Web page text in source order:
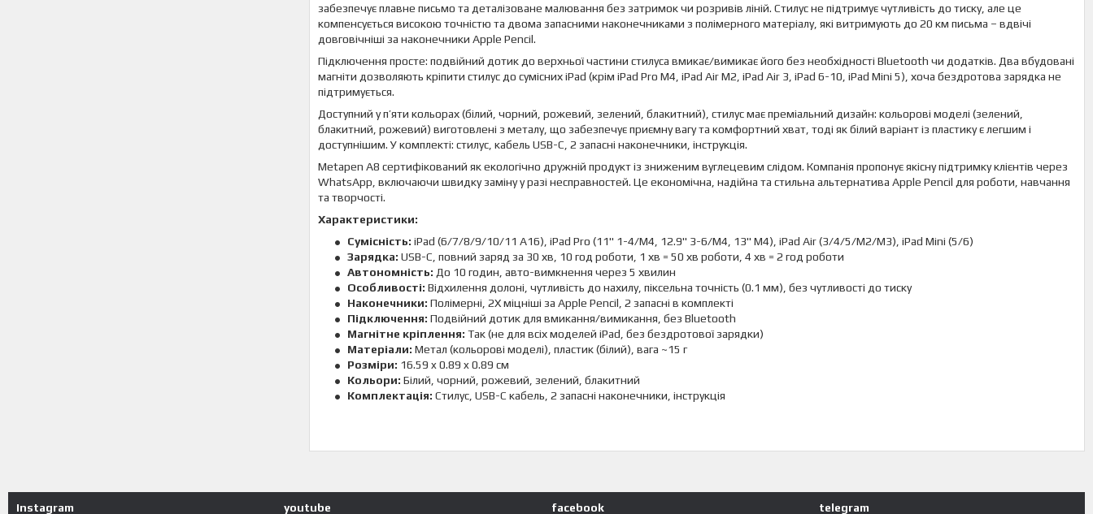
забезпечує плавне письмо та деталізоване малювання без затримок чи розривів ліній. Стилус не підтримує чутливість до тиску, але це
компенсується високою точністю та двома запасними наконечниками з полімерного матеріалу, які витримують до 20 км письма – вдвічі
довговічніші за наконечники Apple Pencil.
Підключення просте: подвійний дотик до верхньої частини стилуса вмикає/вимикає його без необхідності Bluetooth чи додатків. Два вбудовані
магніти дозволяють кріпити стилус до сумісних iPad (крім iPad Pro M4, iPad Air M2, iPad Air 3, iPad 6-10, iPad Mini 5), хоча бездротова зарядка не
підтримується.
Доступний у п’яти кольорах (білий, чорний, рожевий, зелений, блакитний), стилус має преміальний дизайн: кольорові моделі (зелений,
блакитний, рожевий) виготовлені з металу, що забезпечує приємну вагу та комфортний хват, тоді як білий варіант із пластику є легшим і
доступнішим. У комплекті: стилус, кабель USB-C, 2 запасні наконечники, інструкція.
Metapen A8 сертифікований як екологічно дружній продукт із зниженим вуглецевим слідом. Компанія пропонує якісну підтримку клієнтів через
WhatsApp, включаючи швидку заміну у разі несправностей. Це економічна, надійна та стильна альтернатива Apple Pencil для роботи, навчання
та творчості.
Характеристики:
Сумісність: iPad (6/7/8/9/10/11 A16), iPad Pro (11" 1-4/M4, 12.9" 3-6/M4, 13" M4), iPad Air (3/4/5/M2/M3), iPad Mini (5/6)
Зарядка: USB-C, повний заряд за 30 хв, 10 год роботи, 1 хв = 50 хв роботи, 4 хв = 2 год роботи
Автономність: До 10 годин, авто-вимкнення через 5 хвилин
Особливості: Відхилення долоні, чутливість до нахилу, піксельна точність (0.1 мм), без чутливості до тиску
Наконечники: Полімерні, 2X міцніші за Apple Pencil, 2 запасні в комплекті
Підключення: Подвійний дотик для вмикання/вимикання, без Bluetooth
Магнітне кріплення: Так (не для всіх моделей iPad, без бездротової зарядки)
Матеріали: Метал (кольорові моделі), пластик (білий), вага ~15 г
Розміри: 16.59 x 0.89 x 0.89 см
Кольори: Білий, чорний, рожевий, зелений, блакитний
Комплектація: Стилус, USB-C кабель, 2 запасні наконечники, інструкція
Instagram youtube facebook telegram